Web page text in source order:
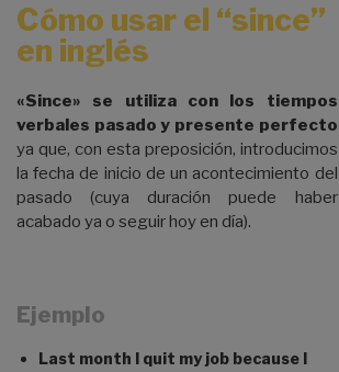
Cómo usar el “since”
en inglés
«Since» se utiliza con los tiempos
verbales pasado y presente perfecto
ya que, con esta preposición, introducimos
la fecha de inicio de un acontecimiento del
pasado (cuya duración puede haber
acabado ya o seguir hoy en día).
Ejemplo
Last month I quit my job because I